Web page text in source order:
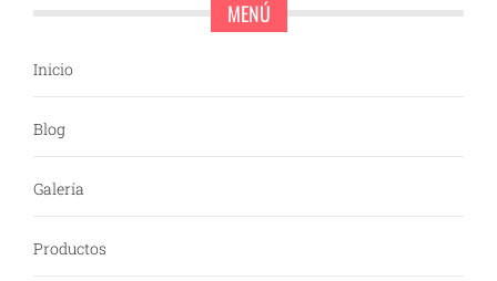
MENÚ
Inicio
Blog
Galería
Productos